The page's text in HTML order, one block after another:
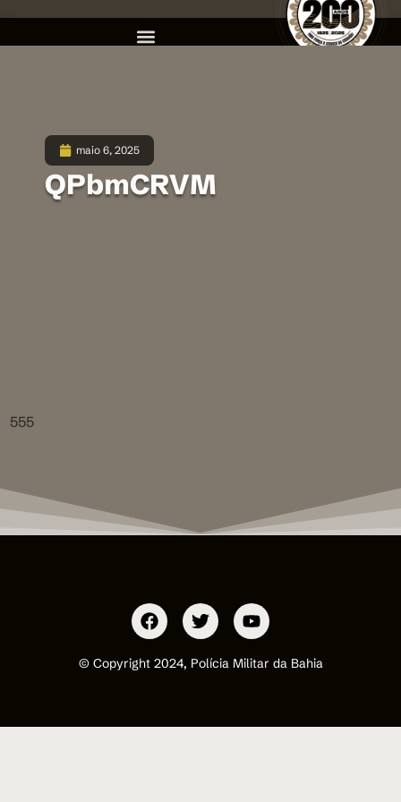
maio 6, 2025
QPbmCRVM
555
© Copyright 2024, Polícia Militar da Bahia